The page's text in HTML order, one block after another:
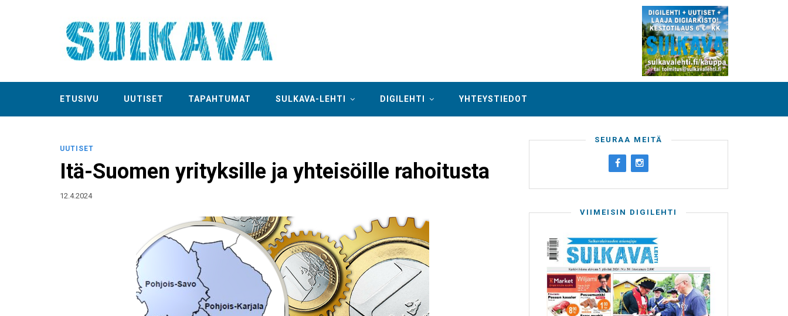
ETUSIVU UUTISET TAPAHTUMAT SULKAVA-LEHTI DIGILEHTI YHTEYSTIEDOT
UUTISET
Itä-Suomen yrityksille ja yhteisöille rahoitusta
12.4.2024
SEURAA MEITÄ
VIIMEISIN DIGILEHTI